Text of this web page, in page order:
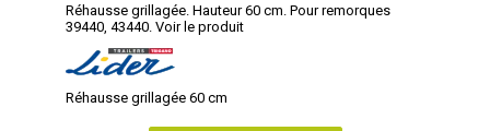
Réhausse grillagée. Hauteur 60 cm. Pour remorques
39440, 43440. Voir le produit
Réhausse grillagée 60 cm